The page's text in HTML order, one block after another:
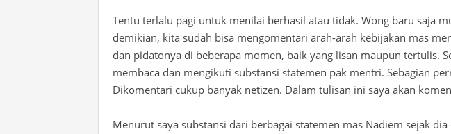
Tentu terlalu pagi untuk menilai berhasil atau tidak. Wong baru saja
demikian, kita sudah bisa mengomentari arah-arah kebijakan mas
dan pidatonya di beberapa momen, baik yang lisan maupun tertulis.
membaca dan mengikuti substansi statemen pak mentri. Sebagian
Dikomentari cukup banyak netizen. Dalam tulisan ini saya akan
Menurut saya substansi dari berbagai statemen mas Nadiem sejak